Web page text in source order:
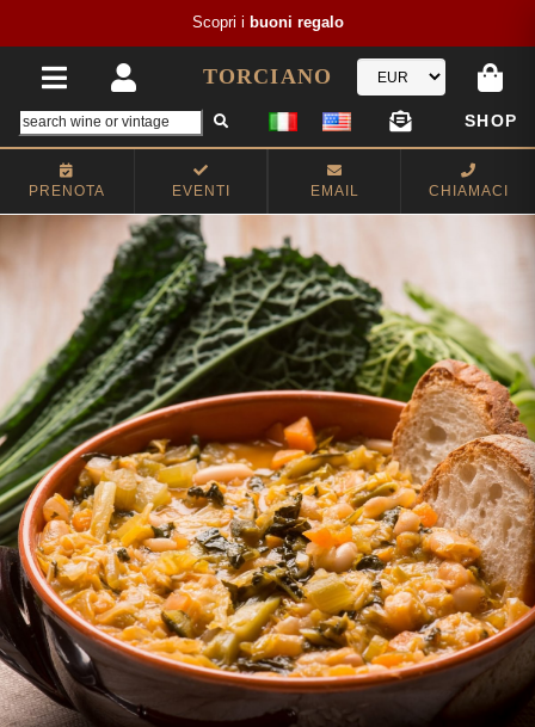
Scopri i buoni regalo
TORCIANO
SHOP
PRENOTA EVENTI EMAIL CHIAMACI